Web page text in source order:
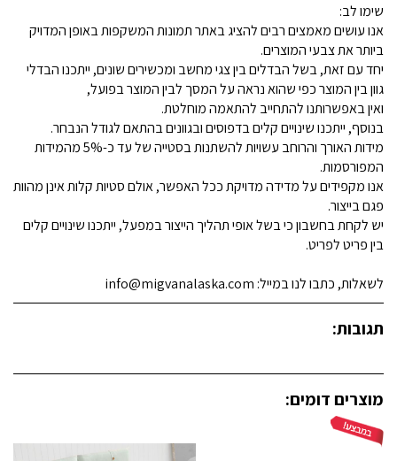
שימו לב:
אנו עושים מאמצים רבים להציג באתר תמונות המשקפות באופן המדויק
ביותר את צבעי המוצרים.
יחד עם זאת, בשל הבדלים בין צגי מחשב ומכשירים שונים, ייתכנו הבדלי
גוון בין המוצר כפי שהוא נראה על המסך לבין המוצר בפועל,
ואין באפשרותנו להתחייב להתאמה מוחלטת.
בנוסף, ייתכנו שינויים קלים בדפוסים ובגוונים בהתאם לגודל הנבחר.
מידות האורך והרוחב עשויות להשתנות בסטייה של עד כ-5% מהמידות
המפורסמות.
אנו מקפידים על מדידה מדויקת ככל האפשר, אולם סטיות קלות אינן מהוות
פגם בייצור.
יש לקחת בחשבון כי בשל אופי תהליך הייצור במפעל, ייתכנו שינויים קלים
בין פריט לפריט.
לשאלות, כתבו לנו במייל: info@migvanalaska.com
תגובות:
מוצרים דומים: